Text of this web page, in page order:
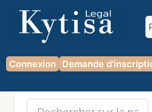
Connexion Demande